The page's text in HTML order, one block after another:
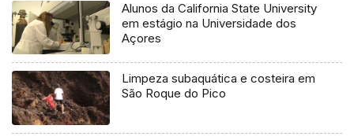
Alunos da California State University
em estágio na Universidade dos
Açores
Limpeza subaquática e costeira em
São Roque do Pico